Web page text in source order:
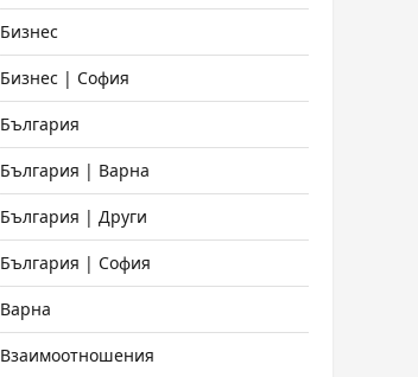
Бизнес
Бизнес | София
България
България | Варна
България | Други
България | София
Варна
Взаимоотношения